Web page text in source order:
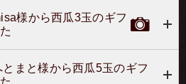
様から西瓜3玉のギフ
まと様から西瓜5玉のギフ